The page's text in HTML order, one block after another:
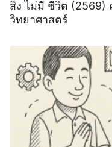
สิ่ง ไม่มี ชีวิต (2569)
วิทยาศาสตร์